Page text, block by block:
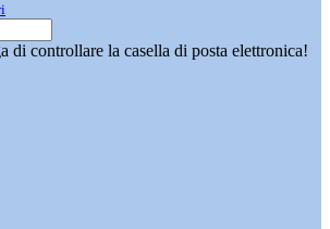
di controllare la casella di posta elettronica!